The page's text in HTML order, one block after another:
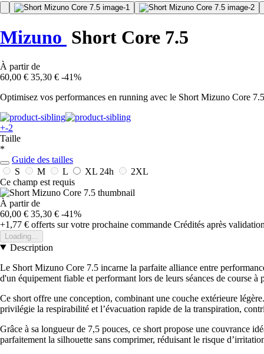
Mizuno Short Core 7.5
À partir de
60,00 € 35,30 € -41%
Optimisez vos performances en running avec le Short Mizuno Core
+-2
Taille
*
Guide des tailles
S
M L XL 24h
2XL
Ce champ est requis
À partir de
60,00 € 35,30 € -41%
+1,77 € offerts sur votre prochaine commande Crédités après
Loading...
Description
Le Short Mizuno Core 7.5 incarne la parfaite alliance entre
d'un équipement fiable et performant lors de leurs séances de course à
Ce short offre une conception, combinant une couche extérieure
privilégie la respirabilité et l’évacuation rapide de la transpiration,
Grâce à sa longueur de 7,5 pouces, ce short propose une couvrance
parfaitement la silhouette sans comprimer, réduisant le risque